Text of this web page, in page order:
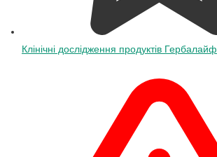
Клінічні дослідження продуктів Гербалайф